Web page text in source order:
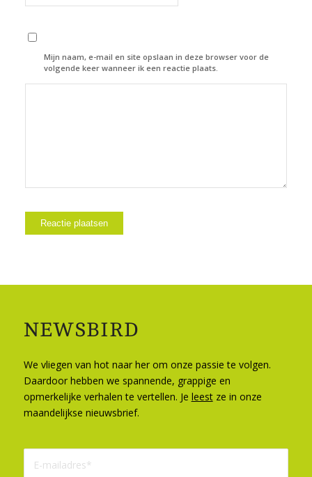
Mijn naam, e-mail en site opslaan in deze browser voor de
volgende keer wanneer ik een reactie plaats.
NEWSBIRD
We vliegen van hot naar her om onze passie te volgen.
Daardoor hebben we spannende, grappige en
opmerkelijke verhalen te vertellen. Je leestze in onze
maandelijkse nieuwsbrief.